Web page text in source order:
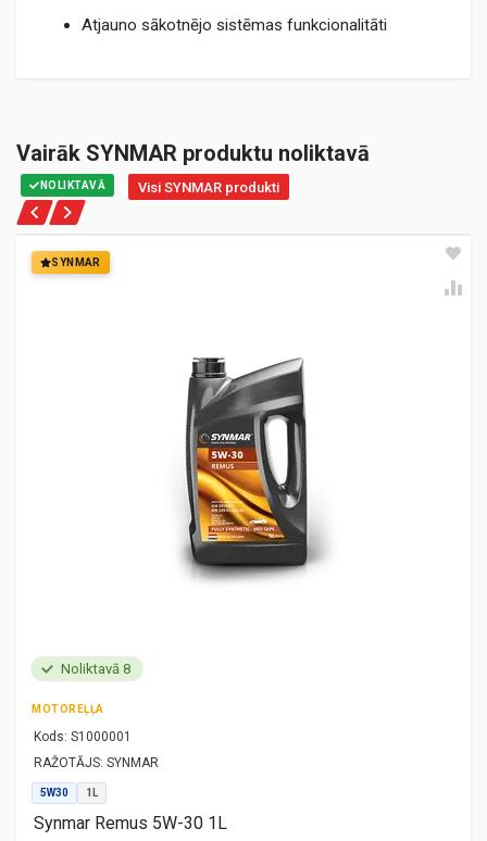
Atjauno sākotnējo sistēmas funkcionalitāti
Vairāk SYNMAR produktu noliktavā
NOLIKTAVĀ Visi SYNMAR produkti
SYNMAR
Noliktavā 8
MOTOREĻĻA
Kods: S1000001
RAŽOTĀJS: SYNMAR
5W30 1L
Synmar Remus 5W-30 1L